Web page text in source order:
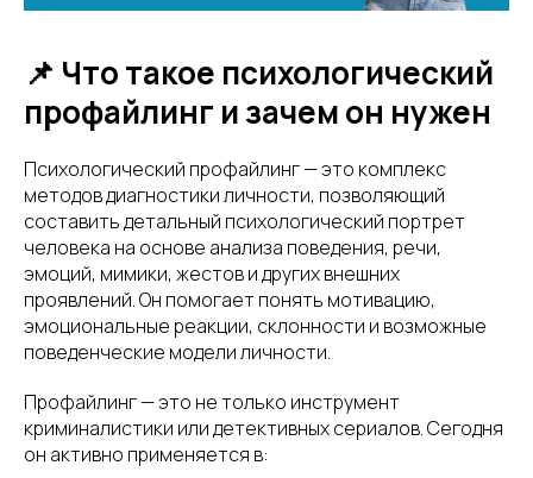
📌 Что такое психологический
профайлинг и зачем он нужен
Психологический профайлинг — это комплекс
методов диагностики личности, позволяющий
составить детальный психологический портрет
человека на основе анализа поведения, речи,
эмоций, мимики, жестов и других внешних
проявлений. Он помогает понять мотивацию,
эмоциональные реакции, склонности и возможные
поведенческие модели личности.
Профайлинг — это не только инструмент
криминалистики или детективных сериалов. Сегодня
он активно применяется в: